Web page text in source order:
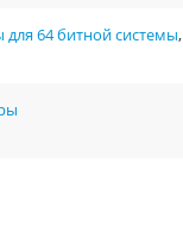
для 64 битной системы,